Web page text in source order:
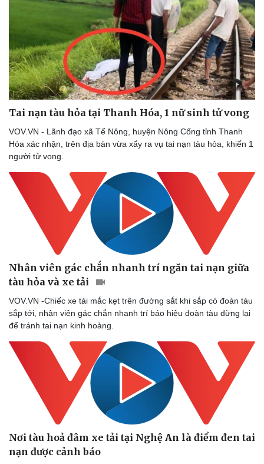
Lịch thi đấu bóng đá
Thế giới thể thao
Ô tô - Xe máy
Ô tô
Xe máy
Tai nạn tàu hỏa tại Thanh Hóa, 1 nữ sinh tử vong
VOV.VN - Lãnh đạo xã Tế Nông, huyện Nông Cống tỉnh Thanh
Hóa xác nhận, trên địa bàn vừa xẩy ra vụ tai nạn tàu hỏa, khiến 1
người tử vong.
Nhân viên gác chắn nhanh trí ngăn tai nạn giữa
tàu hỏa và xe tải
VOV.VN -Chiếc xe tải mắc kẹt trên đường sắt khi sắp có đoàn tàu
sắp tới, nhân viên gác chắn nhanh trí báo hiệu đoàn tàu dừng lại
để tránh tai nạn kinh hoàng.
Nơi tàu hoả đâm xe tải tại Nghệ An là điểm đen tai
nạn được cảnh báo